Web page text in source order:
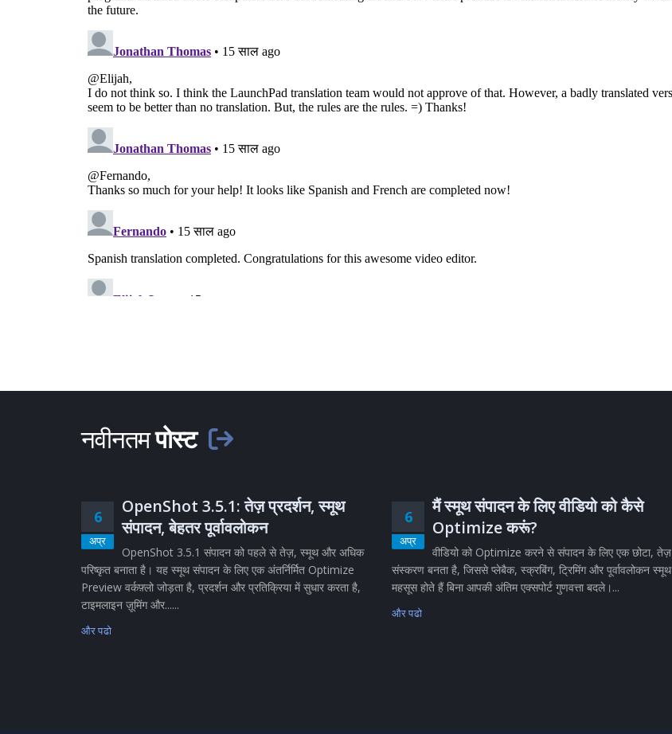
नवीनतमपोस्ट
6
अप्र
OpenShot 3.5.1: तेज़ प्रदर्शन, स्मूथ
संपादन, बेहतर पूर्वावलोकन
OpenShot 3.5.1 संपादन को पहले से तेज़, स्मूथ और अधिक
परिष्कृत बनाता है। यह स्मूथ संपादन के लिए एक अंतर्निर्मित Optimize
Preview वर्कफ़्लो जोड़ता है, प्रदर्शन और प्रतिक्रिया में सुधार करता है,
टाइमलाइन ज़ूमिंग और......
और पढो
6
अप्र
मैं स्मूथ संपादन के लिए वीडियो को कैसे
Optimize करूं?
वीडियो को Optimize करने से संपादन के लिए एक छोटा, तेज़
संस्करण बनता है, जिससे प्लेबैक, स्क्रबिंग, ट्रिमिंग और पूर्वावलोकन स्मूथ
महसूस होते हैं बिना आपकी अंतिम एक्सपोर्ट गुणवत्ता बदले।...
और पढो